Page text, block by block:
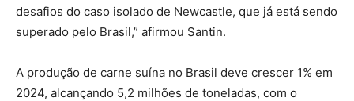
desafios do caso isolado de Newcastle, que já está sendo
superado pelo Brasil,” afirmou Santin.
A produção de carne suína no Brasil deve crescer 1% em
2024, alcançando 5,2 milhões de toneladas, com o